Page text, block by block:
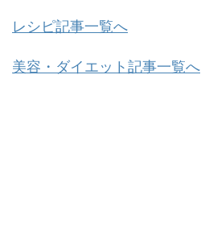
レシピ記事一覧へ
美容・ダイエット記事一覧へ